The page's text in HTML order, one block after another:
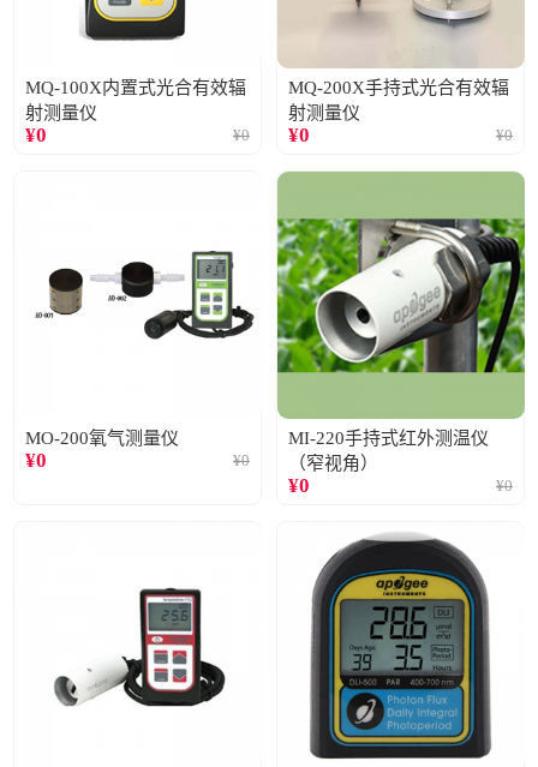
MQ-100X内置式光合有效辐
射测量仪
¥0 ¥0
MQ-200X手持式光合有效辐
射测量仪
¥0 ¥0
MO-200氧气测量仪
¥0 ¥0
MI-220手持式红外测温仪
（窄视角）
¥0 ¥0